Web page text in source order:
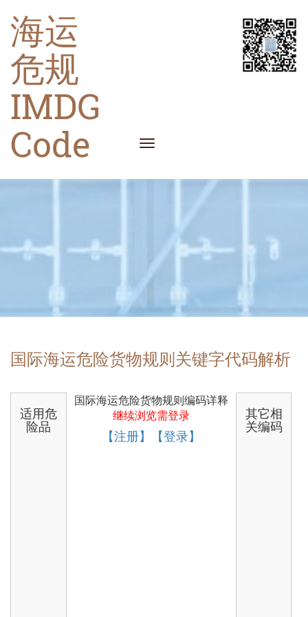
海运
危规
IMDG
Code
国际海运危险货物规则关键字代码解析
适用危
险品
国际海运危险货物规则编码详释
继续浏览需登录
【注册】【登录】
其它相
关编码